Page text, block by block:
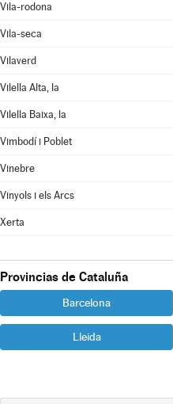
Vila-rodona
Vila-seca
Vilaverd
Vilella Alta, la
Vilella Baixa, la
Vimbodí i Poblet
Vinebre
Vinyols i els Arcs
Xerta
Provincias de Cataluña
Barcelona
Lleida